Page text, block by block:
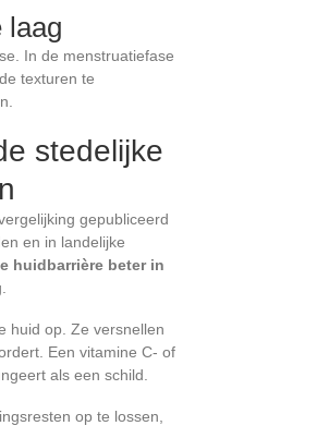
laag
In de menstruatiefase
texturen te
stedelijke
gepubliceerd
en in landelijke
huidbarrière beter in
huid op. Ze versnellen
Een vitamine C- of
als een schild.
op te lossen,